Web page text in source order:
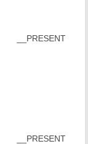
__PRESENT
__PRESENT